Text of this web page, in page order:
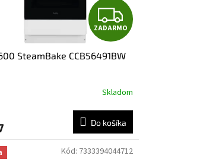
Z
A
D
A
R
M
ZADARMO
SteamBake CCB56491BW
Skladom
Do košíka
Kód: 7333394044712